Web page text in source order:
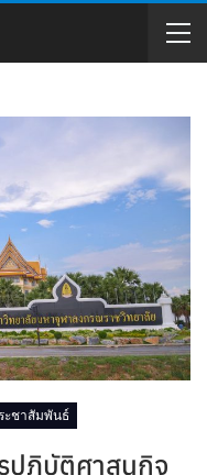
ะชาสัมพันธ์
ปฏิบัติศาสนกิจ